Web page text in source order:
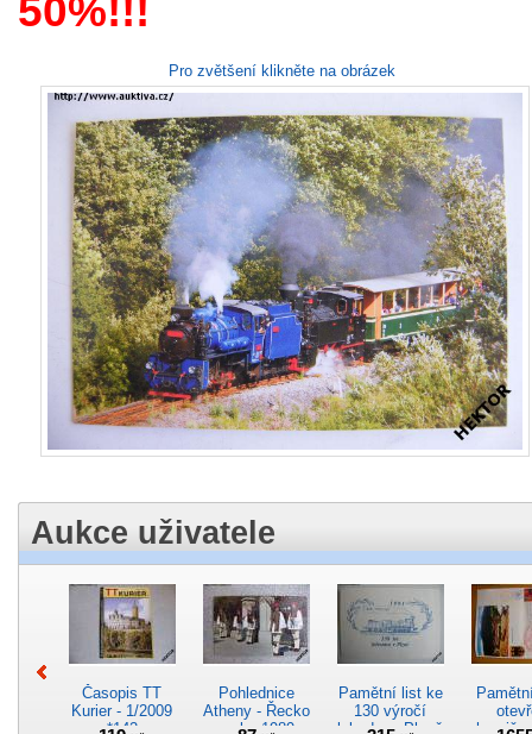
50%!!!
Pro zvětšení klikněte na obrázek
Aukce uživatele
Časopis TT
Kurier - 1/2009
*142
Pohlednice
Atheny - Řecko
z roku 1989.
Pamětní list ke
130 výročí
lokodepa Plzeň